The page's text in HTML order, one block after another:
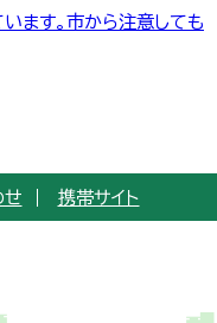
ます。市から注意しても
せ 携帯サイト